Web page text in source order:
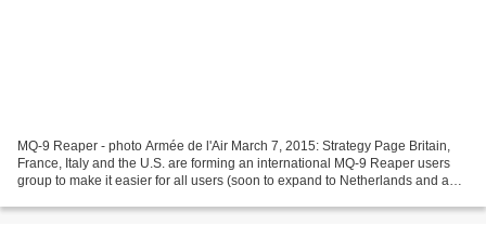
MQ-9 Reaper - photo Armée de l'Air March 7, 2015: Strategy Page Britain,
France, Italy and the U.S. are forming an international MQ-9 Reaper users
group to make it easier for all users (soon to expand to Netherlands and a